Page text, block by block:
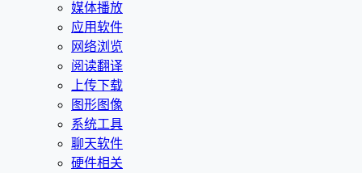
媒体播放
应用软件
网络浏览
阅读翻译
上传下载
图形图像
系统工具
聊天软件
硬件相关